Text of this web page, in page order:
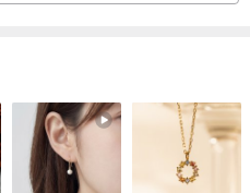
下定哦。
－－－－